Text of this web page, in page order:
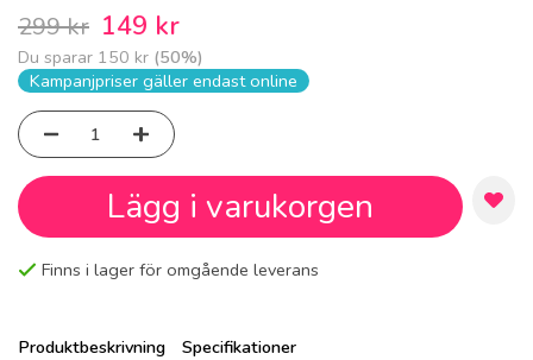
299 kr 149 kr
Du sparar 150 kr (50%)
Kampanjpriser gäller endast online
Lägg i varukorgen
Finns i lager för omgående leverans
Produktbeskrivning Specifikationer